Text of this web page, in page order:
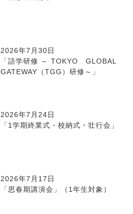
2026年7月30日
「語学研修 ～ TOKYO GLOBAL
GATEWAY（TGG）研修～」
2026年7月24日
「1学期終業式・校納式・壮行会」
2026年7月17日
「思春期講演会」（1年生対象）